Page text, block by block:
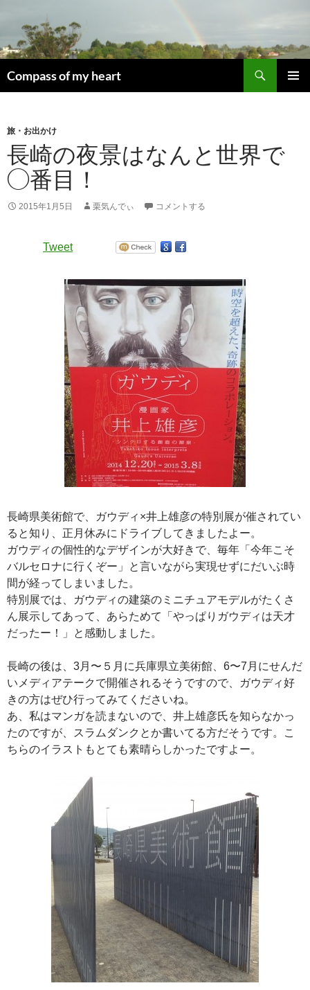
ン
ツ
へ
キ
プ
Compass of my heart
索
旅・お出かけ
長崎の夜景はなんと世界で
◯番目！
2015年1月5日 栗気んでぃ コメントする
Tweet
長崎県美術館で、ガウディ×井上雄彦の特別展が催されてい
ると知り、正月休みにドライブしてきましたよー。
ガウディの個性的なデザインが大好きで、毎年「今年こそ
バルセロナに行くぞー」と言いながら実現せずにだいぶ時
間が経ってしまいました。
特別展では、ガウディの建築のミニチュアモデルがたくさ
ん展示してあって、あらためて「やっぱりガウディは天才
だったー！」と感動しました。
長崎の後は、3月〜５月に兵庫県立美術館、6〜7月にせんだ
いメディアテークで開催されるそうですので、ガウディ好
きの方はぜひ行ってみてくださいね。
あ、私はマンガを読まないので、井上雄彦氏を知らなかっ
たのですが、スラムダンクとか書いてる方だそうです。こ
ちらのイラストもとても素晴らしかったですよー。